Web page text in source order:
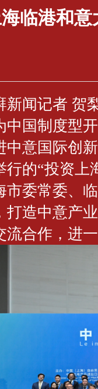
临港和意
新闻记者 贺
中国制度型
中意国际创
行的“投资上
市委常委、
打造中意产
流合作，进